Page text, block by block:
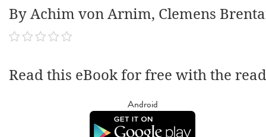
By Achim von Arnim, Clemens
Read this eBook for free with the
Android